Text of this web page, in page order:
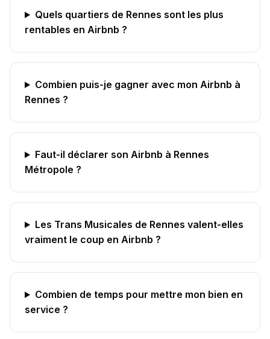
Quels quartiers de Rennes sont les plus
rentables en Airbnb ?
Combien puis-je gagner avec mon Airbnb à
Rennes ?
Faut-il déclarer son Airbnb à Rennes
Métropole ?
Les Trans Musicales de Rennes valent-elles
vraiment le coup en Airbnb ?
Combien de temps pour mettre mon bien en
service ?